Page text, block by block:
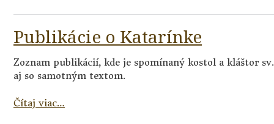
Publikácie o Katarínke
Zoznam publikácií, kde je spomínaný kostol a kláštor
aj so samotným textom.
Čítaj viac…